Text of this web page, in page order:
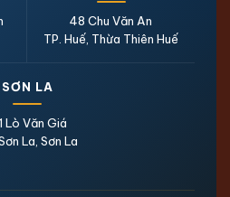
48 Chu Văn An
TP. Huế, Thừa Thiên Huế
SƠN LA
Lò Văn Giá
La, Sơn La